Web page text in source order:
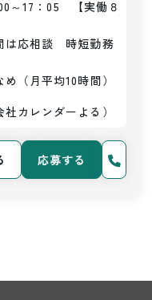
～17：05　【実働８
は応相談　時短勤務
（月平均10時間）
カレンダーよる）
応募する